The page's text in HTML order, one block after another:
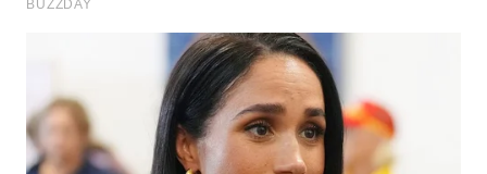
WN
SEMARANG